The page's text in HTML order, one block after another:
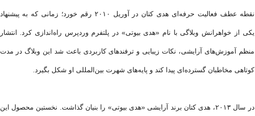
نقطه عطف فعالیت حرفه‌ای هدی کتان در آوریل ۲۰۱۰ رقم خورد؛ زمانی که به پیشنهاد
یکی از خواهرانش وبلاگی با نام «هدی بیوتی» در پلتفرم وردپرس راه‌اندازی کرد. انتشار
منظم آموزش‌های آرایشی، نکات زیبایی و ترفندهای کاربردی باعث شد این وبلاگ در مدت
کوتاهی مخاطبان گسترده‌ای پیدا کند و پایه‌های شهرت بین‌المللی او شکل بگیرد.
در سال ۲۰۱۳، هدی کتان برند آرایشی «هدی بیوتی» را بنیان گذاشت. نخستین محصول این